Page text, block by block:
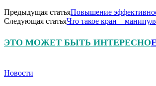
Предыдущая статьяПовышение
Следующая статьяЧто такое кран –
ЭТО МОЖЕТ БЫТЬ ИНТЕРЕСНО
Новости